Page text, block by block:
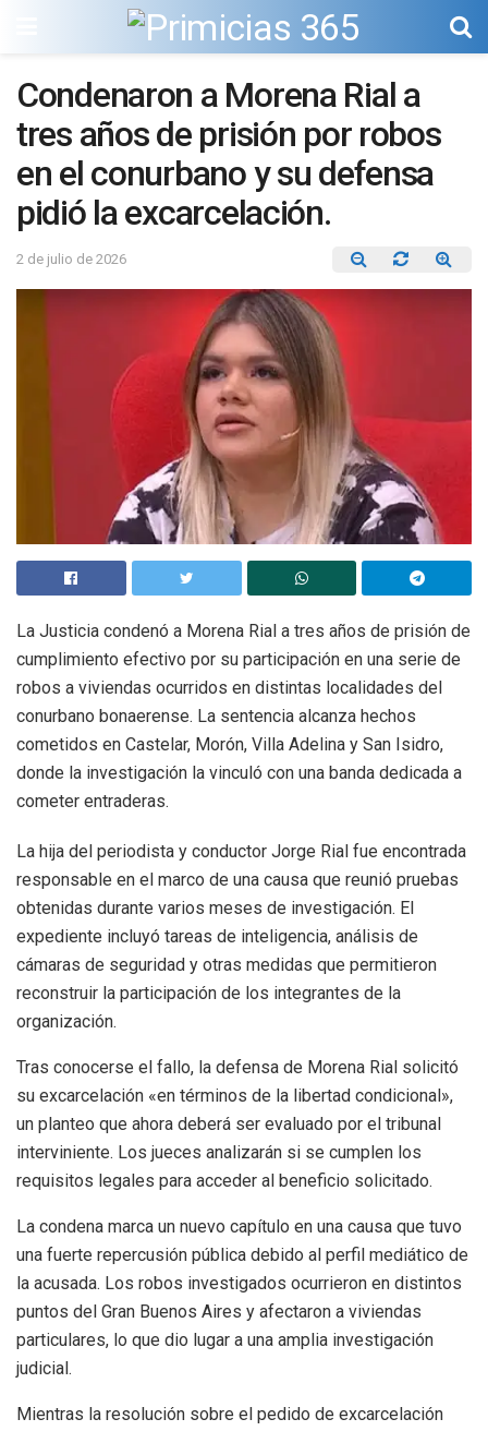
Condenaron a Morena Rial a
tres años de prisión por robos
en el conurbano y su defensa
pidió la excarcelación.
2 de julio de 2026
La Justicia condenó a Morena Rial a tres años de prisión de
cumplimiento efectivo por su participación en una serie de
robos a viviendas ocurridos en distintas localidades del
conurbano bonaerense. La sentencia alcanza hechos
cometidos en Castelar, Morón, Villa Adelina y San Isidro,
donde la investigación la vinculó con una banda dedicada a
cometer entraderas.
La hija del periodista y conductor Jorge Rial fue encontrada
responsable en el marco de una causa que reunió pruebas
obtenidas durante varios meses de investigación. El
expediente incluyó tareas de inteligencia, análisis de
cámaras de seguridad y otras medidas que permitieron
reconstruir la participación de los integrantes de la
organización.
Tras conocerse el fallo, la defensa de Morena Rial solicitó
su excarcelación «en términos de la libertad condicional»,
un planteo que ahora deberá ser evaluado por el tribunal
interviniente. Los jueces analizarán si se cumplen los
requisitos legales para acceder al beneficio solicitado.
La condena marca un nuevo capítulo en una causa que tuvo
una fuerte repercusión pública debido al perfil mediático de
la acusada. Los robos investigados ocurrieron en distintos
puntos del Gran Buenos Aires y afectaron a viviendas
particulares, lo que dio lugar a una amplia investigación
judicial.
Mientras la resolución sobre el pedido de excarcelación